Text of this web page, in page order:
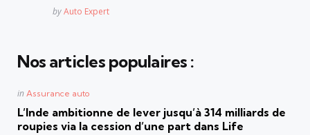
Posted
byAuto Expert
Nos articles populaires :
Posted
in Assurance auto
L’Inde ambitionne de lever jusqu’à 314 milliards de
roupies via la cession d’une part dans Life